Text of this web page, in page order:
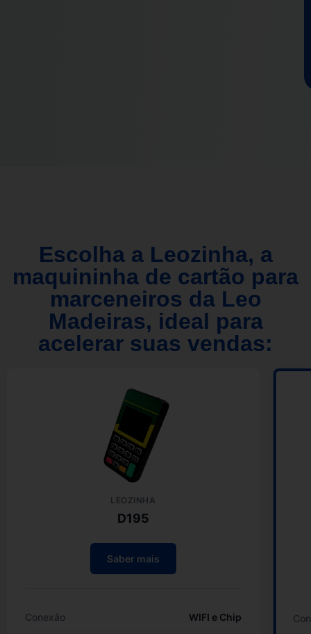
Escolha a Leozinha, a
maquininha de cartão para
marceneiros da Leo
Madeiras, ideal para
acelerar suas vendas:
LEOZINHA
D195
Saber mais
Conexão WIFI e Chip